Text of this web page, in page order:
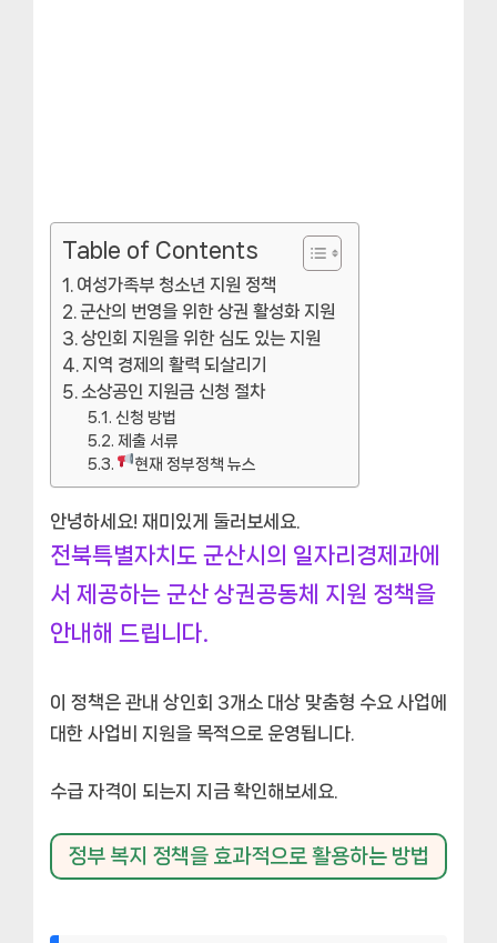
Table of Contents
여성가족부 청소년 지원 정책
군산의 번영을 위한 상권 활성화 지원
상인회 지원을 위한 심도 있는 지원
지역 경제의 활력 되살리기
소상공인 지원금 신청 절차
신청 방법
제출 서류
현재 정부정책 뉴스
안녕하세요! 재미있게 둘러보세요.
전북특별자치도 군산시의 일자리경제과에
서 제공하는 군산 상권공동체 지원 정책을
안내해 드립니다.
이 정책은 관내 상인회 3개소 대상 맞춤형 수요 사업에
대한 사업비 지원을 목적으로 운영됩니다.
수급 자격이 되는지 지금 확인해보세요.
정부 복지 정책을 효과적으로 활용하는 방법